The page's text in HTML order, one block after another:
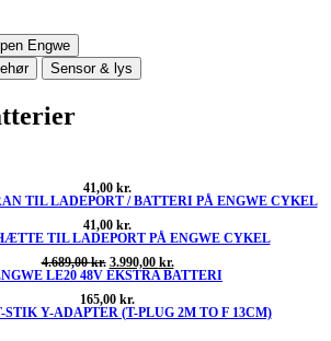
Engwe
Sensor & lys
41,00 kr.
TIL LADEPORT / BATTERI PÅ ENGWE CYKEL
41,00 kr.
TIL LADEPORT PÅ ENGWE CYKEL
4.689,00kr. Den
oprindelige
pris
var:
3.990,00 kr.Den
aktuelle
er:
LE20 48V EKSTRA BATTERI
165,00 kr.
STIK Y-ADAPTER (T-PLUG 2M TO F 13CM)